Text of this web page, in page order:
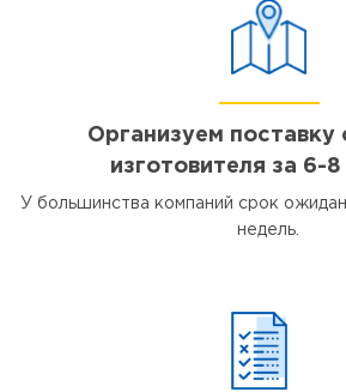
Организуем поставку
изготовителя за 6-
У большинства компаний срок
недель.